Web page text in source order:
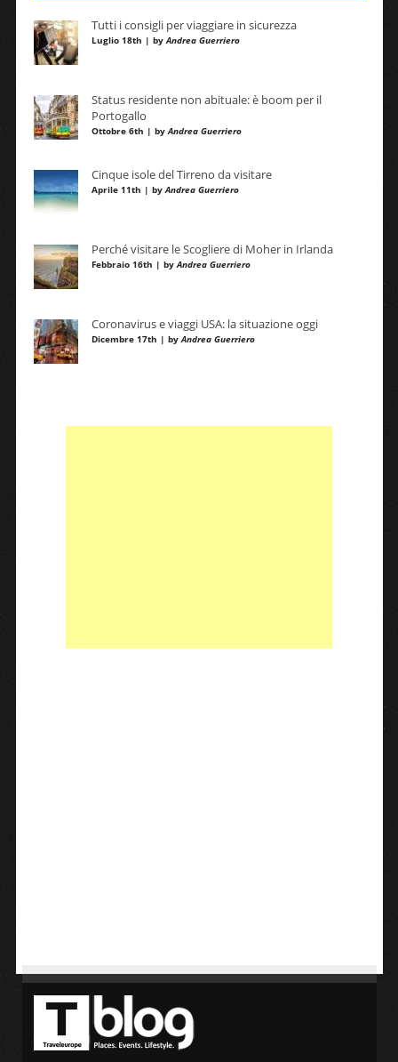
Tutti i consigli per viaggiare in sicurezza
Luglio 18th | byAndrea Guerriero
Status residente non abituale: è boom per il
Portogallo
Ottobre 6th | byAndrea Guerriero
Cinque isole del Tirreno da visitare
Aprile 11th | byAndrea Guerriero
Perché visitare le Scogliere di Moher in Irlanda
Febbraio 16th | byAndrea Guerriero
Coronavirus e viaggi USA: la situazione oggi
Dicembre 17th | byAndrea Guerriero